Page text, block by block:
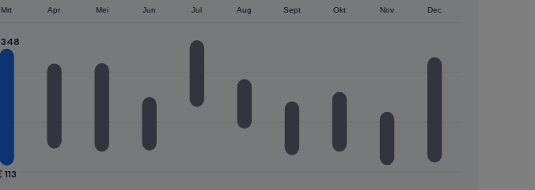
Mrt Apr Mei Jun Jul Aug Sept Okt Nov Dec
113